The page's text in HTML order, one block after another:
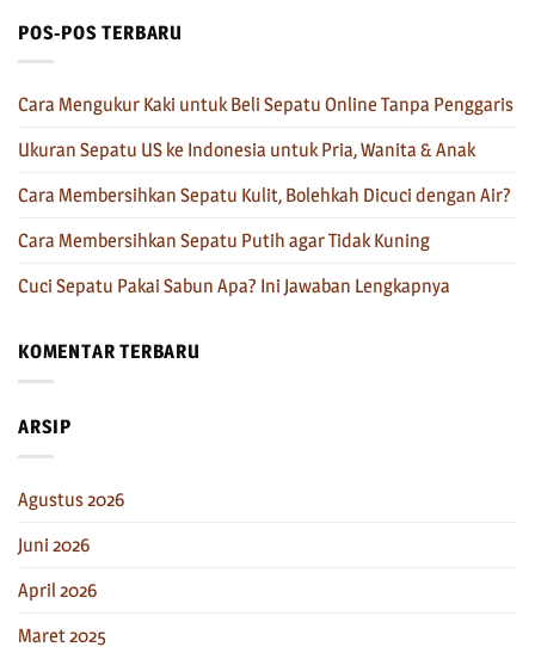
POS-POS TERBARU
Cara Mengukur Kaki untuk Beli Sepatu Online Tanpa Penggaris
Ukuran Sepatu US ke Indonesia untuk Pria, Wanita & Anak
Cara Membersihkan Sepatu Kulit, Bolehkah Dicuci dengan Air?
Cara Membersihkan Sepatu Putih agar Tidak Kuning
Cuci Sepatu Pakai Sabun Apa? Ini Jawaban Lengkapnya
KOMENTAR TERBARU
ARSIP
Agustus 2026
Juni 2026
April 2026
Maret 2025